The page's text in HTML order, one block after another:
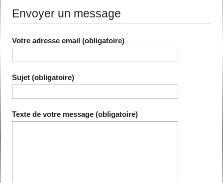
Envoyer un message
Votre adresse email (obligatoire)
Sujet (obligatoire)
Texte de votre message (obligatoire)